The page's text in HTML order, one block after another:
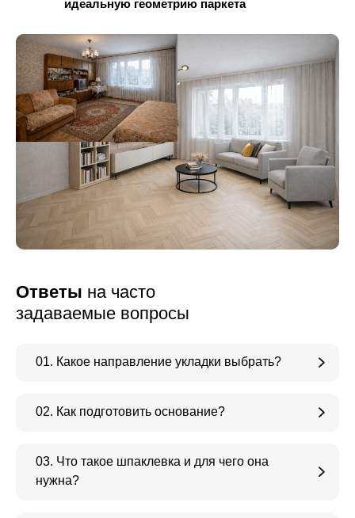
идеальную геометрию паркета
Ответы на часто
задаваемые вопросы
01. Какое направление укладки выбрать?
02. Как подготовить основание?
03. Что такое шпаклевка и для чего она
нужна?